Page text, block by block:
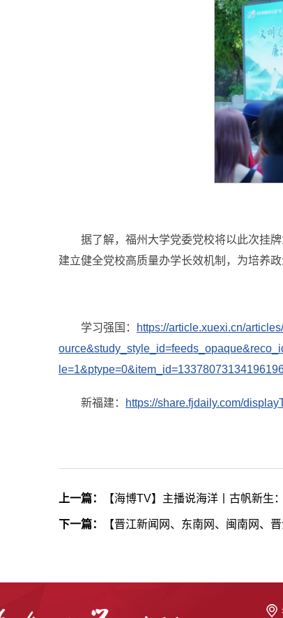
据了解，福州大学党委党校将以此次挂
建立健全党校高质量办学长效机制，为培养
学习强国：
https://article.xuexi.cn/
新福建： https://share.fjdaily.com/
上一篇： 【海博TV】主播说海洋丨古帆新生
下一篇： 【晋江新闻网、东南网、闽南网、晋